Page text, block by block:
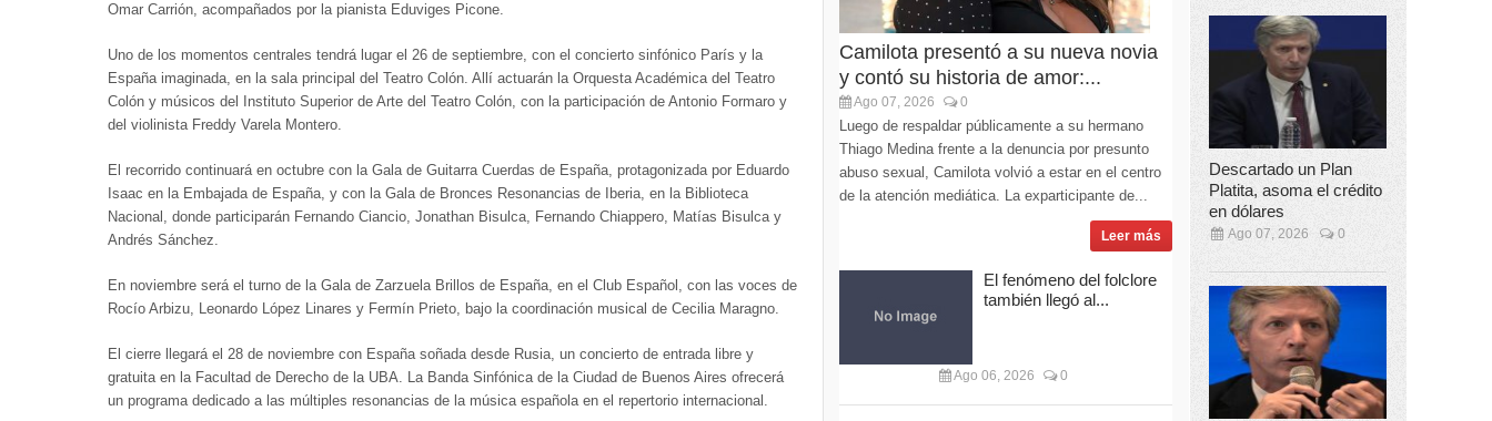
Omar Carrión, acompañados por la pianista Eduviges Picone.
Uno de los momentos centrales tendrá lugar el 26 de septiembre, con el concierto sinfónico París y la
España imaginada, en la sala principal del Teatro Colón. Allí actuarán la Orquesta Académica del Teatro
Colón y músicos del Instituto Superior de Arte del Teatro Colón, con la participación de Antonio Formaro y
del violinista Freddy Varela Montero.
El recorrido continuará en octubre con la Gala de Guitarra Cuerdas de España, protagonizada por Eduardo
Isaac en la Embajada de España, y con la Gala de Bronces Resonancias de Iberia, en la Biblioteca
Nacional, donde participarán Fernando Ciancio, Jonathan Bisulca, Fernando Chiappero, Matías Bisulca y
Andrés Sánchez.
En noviembre será el turno de la Gala de Zarzuela Brillos de España, en el Club Español, con las voces de
Rocío Arbizu, Leonardo López Linares y Fermín Prieto, bajo la coordinación musical de Cecilia Maragno.
El cierre llegará el 28 de noviembre con España soñada desde Rusia, un concierto de entrada libre y
gratuita en la Facultad de Derecho de la UBA. La Banda Sinfónica de la Ciudad de Buenos Aires ofrecerá
un programa dedicado a las múltiples resonancias de la música española en el repertorio internacional.
Camilota presentó a su nueva novia
y contó su historia de amor:...
Ago 07, 2026 0
Luego de respaldar públicamente a su hermano
Thiago Medina frente a la denuncia por presunto
abuso sexual, Camilota volvió a estar en el centro
de la atención mediática. La exparticipante de...
Leer más
El fenómeno del folclore
también llegó al...
Ago 06, 2026 0
Descartado un Plan
Platita, asoma el crédito
en dólares
Ago 07, 2026 0